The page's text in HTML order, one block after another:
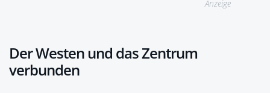
Anzeige
Der Westen und das Zentrum
verbunden